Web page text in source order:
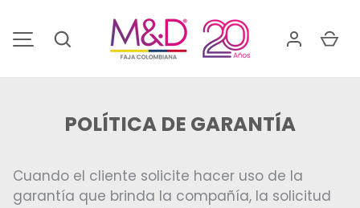
IR AL CONTENIDO
Buscar
POLÍTICA DE GARANTÍA
Cuando el cliente solicite hacer uso de la
garantía que brinda la compañía, la solicitud